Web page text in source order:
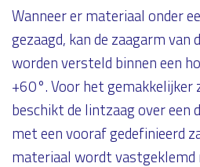
Wanneer er materiaal onder
gezaagd, kan de zaagarm van
worden versteld binnen een
+60°. Voor het gemakkelijker
beschikt de lintzaag over een
met een vooraf gedefinieerd
materiaal wordt vastgeklemd